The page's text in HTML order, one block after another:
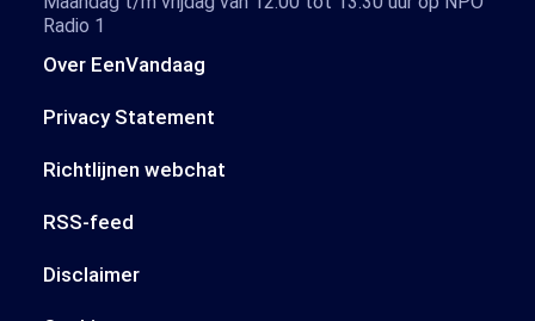
Over EenVandaag
Privacy Statement
Richtlijnen webchat
RSS-feed
Disclaimer
Radio 1